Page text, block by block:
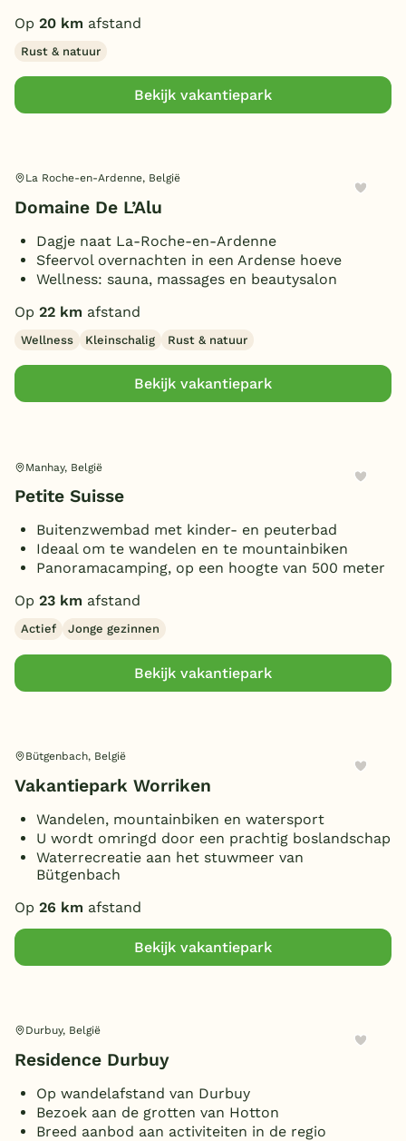
Op 20 km afstand
Rust & natuur
Bekijk vakantiepark
La Roche-en-Ardenne, België
Domaine De L’Alu
Dagje naat La-Roche-en-Ardenne
Sfeervol overnachten in een Ardense hoeve
Wellness: sauna, massages en beautysalon
Op 22 km afstand
Wellness Kleinschalig Rust & natuur
Bekijk vakantiepark
Manhay, België
Petite Suisse
Buitenzwembad met kinder- en peuterbad
Ideaal om te wandelen en te mountainbiken
Panoramacamping, op een hoogte van 500 meter
Op 23 km afstand
Actief Jonge gezinnen
Bekijk vakantiepark
Bütgenbach, België
Vakantiepark Worriken
Wandelen, mountainbiken en watersport
U wordt omringd door een prachtig boslandschap
Waterrecreatie aan het stuwmeer van
Bütgenbach
Op 26 km afstand
Bekijk vakantiepark
Durbuy, België
Residence Durbuy
Op wandelafstand van Durbuy
Bezoek aan de grotten van Hotton
Breed aanbod aan activiteiten in de regio